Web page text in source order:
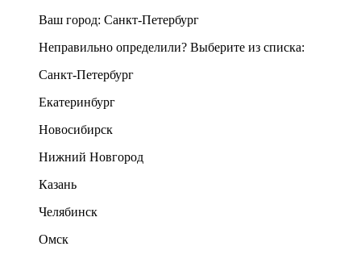
Ваш город: Санкт-Петербург
Неправильно определили? Выберите из списка:
Санкт-Петербург
Екатеринбург
Новосибирск
Нижний Новгород
Казань
Челябинск
Омск